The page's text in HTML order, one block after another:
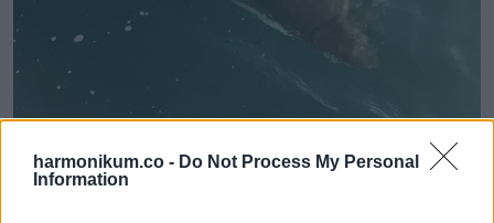
harmonikum.co - Do Not Process My Personal
Information
Pár nappal korábban egy nagy fehér cápa tűnt fel Aldinga